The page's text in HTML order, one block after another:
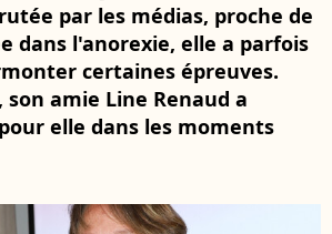
par les médias, proche de
dans l'anorexie, elle a parfois
certaines épreuves.
amie Line Renaud a
elle dans les moments